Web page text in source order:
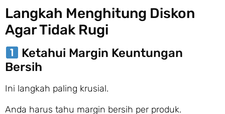
Langkah Menghitung Diskon
Agar Tidak Rugi
Ketahui Margin Keuntungan
Bersih
Ini langkah paling krusial.
Anda harus tahu margin bersih per produk.